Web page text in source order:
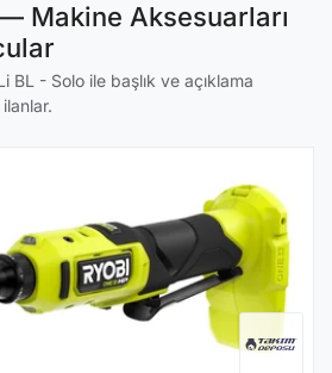
Makine Aksesuarları
BL - Solo ile başlık ve açıklama